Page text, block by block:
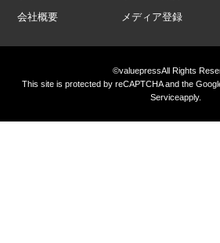
会社概要
メディア登録
©valuepressAll Rights
This site is protected by reCAPTCHA and the
Serviceapply.